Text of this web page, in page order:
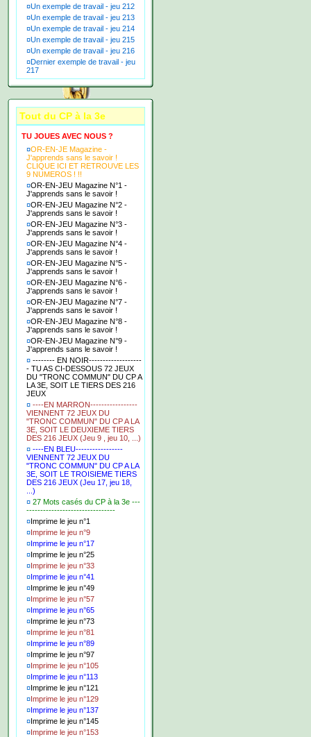
¤Un exemple de travail - jeu 212
¤Un exemple de travail - jeu 213
¤Un exemple de travail - jeu 214
¤Un exemple de travail - jeu 215
¤Un exemple de travail - jeu 216
¤Dernier exemple de travail - jeu
217
Tout du CP à la 3e
TU JOUES AVEC NOUS ?
¤OR-EN-JE Magazine -
J'apprends sans le savoir !
CLIQUE ICI ET RETROUVE LES
9 NUMEROS ! !!
¤OR-EN-JEU Magazine N°1 -
J'apprends sans le savoir !
¤OR-EN-JEU Magazine N°2 -
J'apprends sans le savoir !
¤OR-EN-JEU Magazine N°3 -
J'apprends sans le savoir !
¤OR-EN-JEU Magazine N°4 -
J'apprends sans le savoir !
¤OR-EN-JEU Magazine N°5 -
J'apprends sans le savoir !
¤OR-EN-JEU Magazine N°6 -
J'apprends sans le savoir !
¤OR-EN-JEU Magazine N°7 -
J'apprends sans le savoir !
¤OR-EN-JEU Magazine N°8 -
J'apprends sans le savoir !
¤OR-EN-JEU Magazine N°9 -
J'apprends sans le savoir !
¤ -------- EN NOIR-------------------
- TU AS CI-DESSOUS 72 JEUX
DU "TRONC COMMUN" DU CP A
LA 3E, SOIT LE TIERS DES 216
JEUX
¤ ----EN MARRON-----------------
VIENNENT 72 JEUX DU
"TRONC COMMUN" DU CP A LA
3E, SOIT LE DEUXIEME TIERS
DES 216 JEUX (Jeu 9 , jeu 10, ...)
¤ ----EN BLEU-----------------
VIENNENT 72 JEUX DU
"TRONC COMMUN" DU CP A LA
3E, SOIT LE TROISIEME TIERS
DES 216 JEUX (Jeu 17, jeu 18,
...)
¤ 27 Mots casés du CP à la 3e ---
--------------------------------
¤Imprime le jeu n°1
¤Imprime le jeu n°9
¤Imprime le jeu n°17
¤Imprime le jeu n°25
¤Imprime le jeu n°33
¤Imprime le jeu n°41
¤Imprime le jeu n°49
¤Imprime le jeu n°57
¤Imprime le jeu n°65
¤Imprime le jeu n°73
¤Imprime le jeu n°81
¤Imprime le jeu n°89
¤Imprime le jeu n°97
¤Imprime le jeu n°105
¤Imprime le jeu n°113
¤Imprime le jeu n°121
¤Imprime le jeu n°129
¤Imprime le jeu n°137
¤Imprime le jeu n°145
¤Imprime le jeu n°153